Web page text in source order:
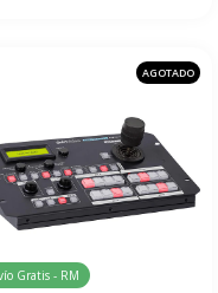
AGOTADO
Gratis - RM